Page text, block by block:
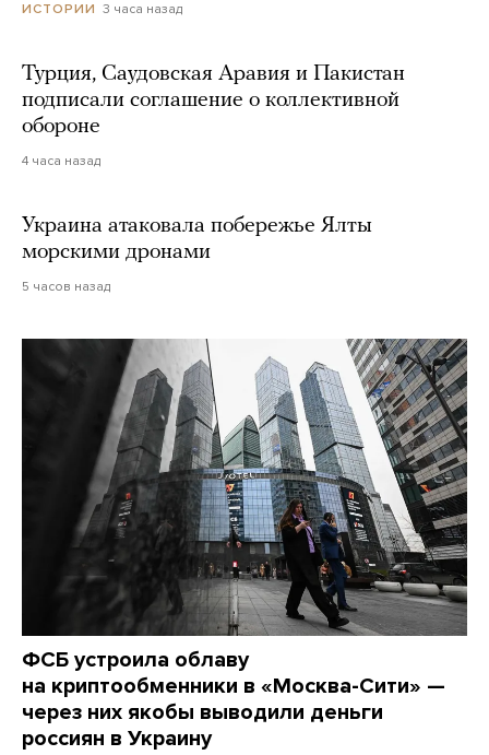
ИСТОРИИ 3 часа назад
Турция, Саудовская Аравия и Пакистан
подписали соглашение о коллективной
обороне
4 часа назад
Украина атаковала побережье Ялты
морскими дронами
5 часов назад
ФСБ устроила облаву
на криптообменники в «Москва-Сити» —
через них якобы выводили деньги
россиян в Украину